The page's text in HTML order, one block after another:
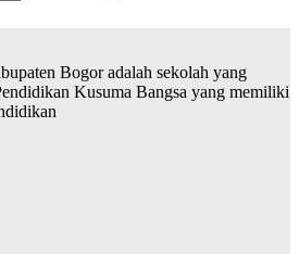
Bogor adalah sekolah yang
Kusuma Bangsa yang memiliki